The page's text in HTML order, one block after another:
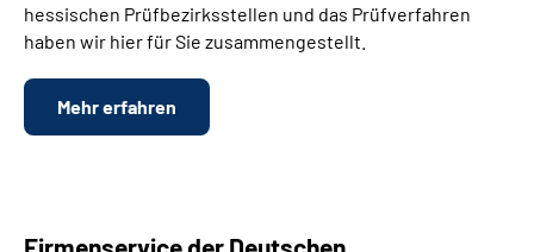
hessischen Prüfbezirksstellen und das Prüfverfahren
haben wir hier für Sie zusammengestellt.
Mehr erfahren